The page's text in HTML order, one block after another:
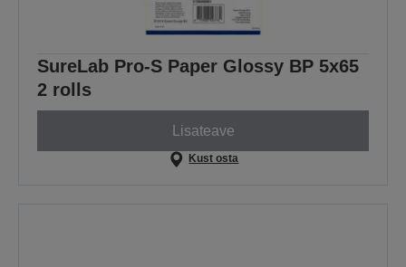
SureLab Pro-S Paper Glossy BP 5x65
2 rolls
Lisateave
Kust osta